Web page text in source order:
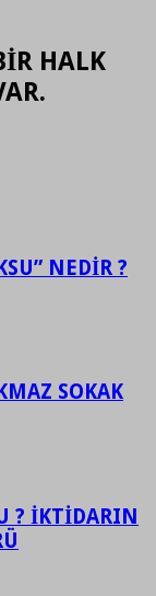
HALK
NEDİR ?
SOKAK
? İKTİDARIN